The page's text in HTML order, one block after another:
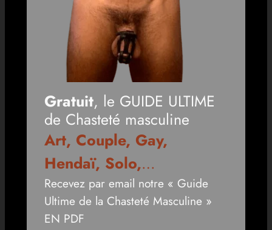
Gratuit, le GUIDE ULTIME
de Chasteté masculine
Art, Couple, Gay,
Hendaï, Solo,…
Recevez par email notre « Guide
Ultime de la Chasteté Masculine »
EN PDF